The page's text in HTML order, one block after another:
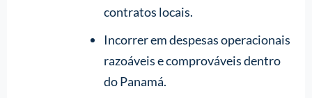
contratos locais.
Incorrer em despesas operacionais
razoáveis e comprováveis dentro
do Panamá.